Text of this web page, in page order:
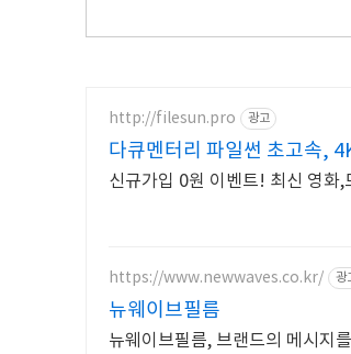
http://filesun.pro 광고
다큐멘터리 파일썬 초고속,
신규가입 0원 이벤트! 최신 영화
https://www.newwaves.co.kr/ 광
뉴웨이브필름
뉴웨이브필름, 브랜드의 메시지